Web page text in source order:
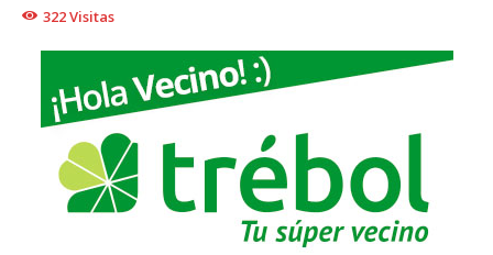
322Visitas